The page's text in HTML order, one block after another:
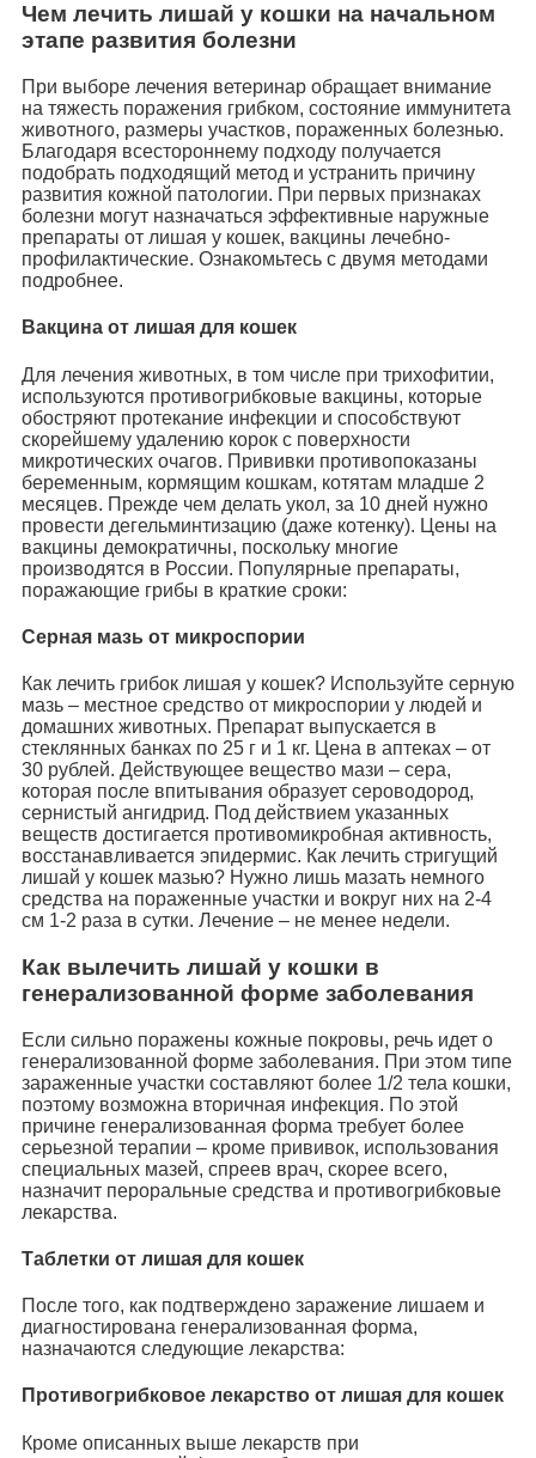
Чем лечить лишай у кошки на начальном
этапе развития болезни
При выборе лечения ветеринар обращает внимание
на тяжесть поражения грибком, состояние иммунитета
животного, размеры участков, пораженных болезнью.
Благодаря всестороннему подходу получается
подобрать подходящий метод и устранить причину
развития кожной патологии. При первых признаках
болезни могут назначаться эффективные наружные
препараты от лишая у кошек, вакцины лечебно-
профилактические. Ознакомьтесь с двумя методами
подробнее.
Вакцина от лишая для кошек
Для лечения животных, в том числе при трихофитии,
используются противогрибковые вакцины, которые
обостряют протекание инфекции и способствуют
скорейшему удалению корок с поверхности
микротических очагов. Прививки противопоказаны
беременным, кормящим кошкам, котятам младше 2
месяцев. Прежде чем делать укол, за 10 дней нужно
провести дегельминтизацию (даже котенку). Цены на
вакцины демократичны, поскольку многие
производятся в России. Популярные препараты,
поражающие грибы в краткие сроки:
Серная мазь от микроспории
Как лечить грибок лишая у кошек? Используйте серную
мазь – местное средство от микроспории у людей и
домашних животных. Препарат выпускается в
стеклянных банках по 25 г и 1 кг. Цена в аптеках – от
30 рублей. Действующее вещество мази – сера,
которая после впитывания образует сероводород,
сернистый ангидрид. Под действием указанных
веществ достигается противомикробная активность,
восстанавливается эпидермис. Как лечить стригущий
лишай у кошек мазью? Нужно лишь мазать немного
средства на пораженные участки и вокруг них на 2-4
см 1-2 раза в сутки. Лечение – не менее недели.
Как вылечить лишай у кошки в
генерализованной форме заболевания
Если сильно поражены кожные покровы, речь идет о
генерализованной форме заболевания. При этом типе
зараженные участки составляют более 1/2 тела кошки,
поэтому возможна вторичная инфекция. По этой
причине генерализованная форма требует более
серьезной терапии – кроме прививок, использования
специальных мазей, спреев врач, скорее всего,
назначит пероральные средства и противогрибковые
лекарства.
Таблетки от лишая для кошек
После того, как подтверждено заражение лишаем и
диагностирована генерализованная форма,
назначаются следующие лекарства:
Противогрибковое лекарство от лишая для кошек
Кроме описанных выше лекарств при